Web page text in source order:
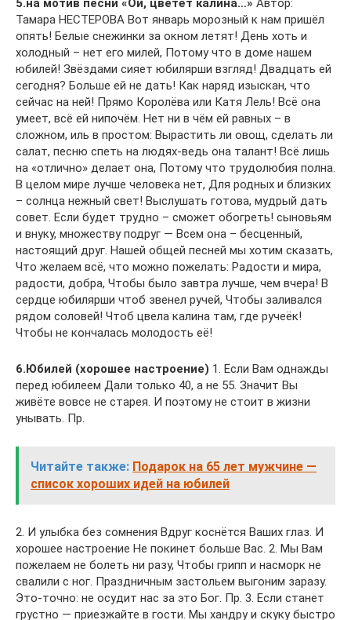
5.на мотив песни «Ой, цветёт калина…» Автор:
Тамара НЕСТЕРОВА Вот январь морозный к нам пришёл
опять! Белые снежинки за окном летят! День хоть и
холодный – нет его милей, Потому что в доме нашем
юбилей! Звёздами сияет юбилярши взгляд! Двадцать ей
сегодня? Больше ей не дать! Как наряд изыскан, что
сейчас на ней! Прямо Королёва или Катя Лель! Всё она
умеет, всё ей нипочём. Нет ни в чём ей равных – в
сложном, иль в простом: Вырастить ли овощ, сделать ли
салат, песню спеть на людях-ведь она талант! Всё лишь
на «отлично» делает она, Потому что трудолюбия полна.
В целом мире лучше человека нет, Для родных и близких
– солнца нежный свет! Выслушать готова, мудрый дать
совет. Если будет трудно – сможет обогреть! сыновьям
и внуку, множеству подруг — Всем она – бесценный,
настоящий друг. Нашей общей песней мы хотим сказать,
Что желаем всё, что можно пожелать: Радости и мира,
радости, добра, Чтобы было завтра лучше, чем вчера! В
сердце юбилярши чтоб звенел ручей, Чтобы заливался
рядом соловей! Чтоб цвела калина там, где ручеёк!
Чтобы не кончалась молодость её!
6.Юбилей (хорошее настроение) 1. Если Вам однажды
перед юбилеем Дали только 40, а не 55. Значит Вы
живёте вовсе не старея. И поэтому не стоит в жизни
унывать. Пр.
Читайте также: Подарок на 65 лет мужчине —
список хороших идей на юбилей
2. И улыбка без сомнения Вдруг коснётся Ваших глаз. И
хорошее настроение Не покинет больше Вас. 2. Мы Вам
пожелаем не болеть ни разу, Чтобы грипп и насморк не
свалили с ног. Праздничным застольем выгоним заразу.
Это-точно: не осудит нас за это Бог. Пр. 3. Если станет
грустно — приезжайте в гости. Мы хандру и скуку быстро